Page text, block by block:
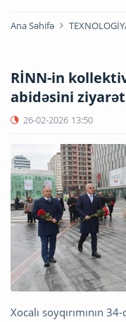
Ana Səhifə
RİNN-in
abidəsini
26-02-2026 13:50
Xocalı soyqırımının